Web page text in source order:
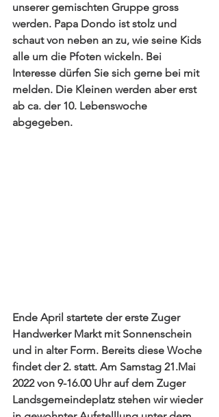
unserer gemischten Gruppe gross
werden. Papa Dondo ist stolz und
schaut von neben an zu, wie seine Kids
alle um die Pfoten wickeln. Bei
Interesse dürfen Sie sich gerne bei mit
melden. Die Kleinen werden aber erst
ab ca. der 10. Lebenswoche
abgegeben.
Ende April startete der erste Zuger
Handwerker Markt mit Sonnenschein
und in alter Form. Bereits diese Woche
findet der 2. statt. Am Samstag 21.Mai
2022 von 9-16.00 Uhr auf dem Zuger
Landsgemeindeplatz stehen wir wieder